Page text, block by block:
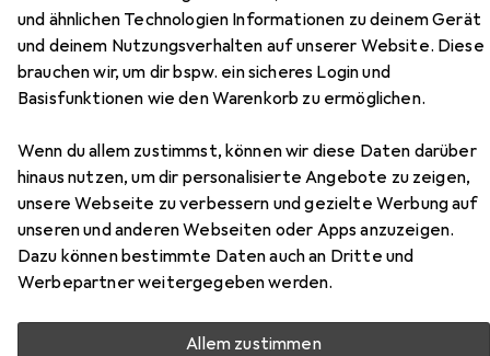
und ähnlichen Technologien Informationen zu deinem Gerät
und deinem Nutzungsverhalten auf unserer Website. Diese
brauchen wir, um dir bspw. ein sicheres Login und
Basisfunktionen wie den Warenkorb zu ermöglichen.
Wenn du allem zustimmst, können wir diese Daten darüber
hinaus nutzen, um dir personalisierte Angebote zu zeigen,
unsere Webseite zu verbessern und gezielte Werbung auf
unseren und anderen Webseiten oder Apps anzuzeigen.
Dazu können bestimmte Daten auch an Dritte und
Werbepartner weitergegeben werden.
Allem zustimmen
BrüttingOutdoorschuhe
5 Grössen
Outdoorschuhe
Hier findest du passendes Zubehör zum Produkt Brütting
Outdoorschuhe aus den Kategorien Zubehör Running und
Sohlen.
Zubehör Running Sohlen